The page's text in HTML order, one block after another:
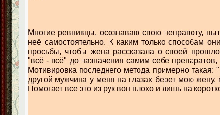
Многие ревнивцы, осознаваю свою неправоту,
неё самостоятельно. К каким только способам
просьбы, чтобы жена рассказала о своей
"всё - всё" до назначения самим себе препаратов,
Мотивировка последнего метода примерно такая:
другой мужчина у меня на глазах берет мою жену,
Помогает все это из рук вон плохо и лишь на